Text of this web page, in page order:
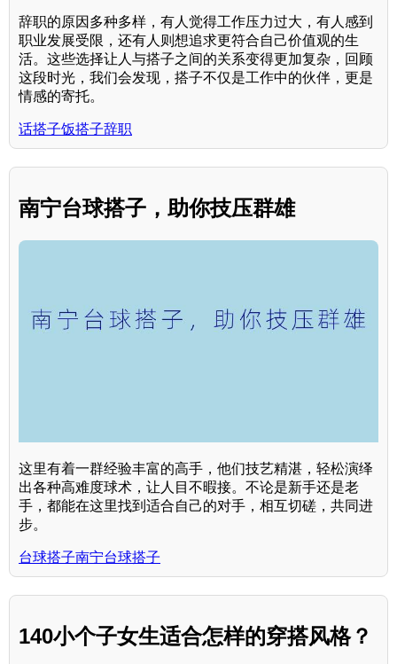
辞职的原因多种多样，有人觉得工作压力过大，有人感到
职业发展受限，还有人则想追求更符合自己价值观的生
活。这些选择让人与搭子之间的关系变得更加复杂，回顾
这段时光，我们会发现，搭子不仅是工作中的伙伴，更是
情感的寄托。
话搭子饭搭子辞职
南宁台球搭子，助你技压群雄
这里有着一群经验丰富的高手，他们技艺精湛，轻松演绎
出各种高难度球术，让人目不暇接。不论是新手还是老
手，都能在这里找到适合自己的对手，相互切磋，共同进
步。
台球搭子南宁台球搭子
140小个子女生适合怎样的穿搭风格？